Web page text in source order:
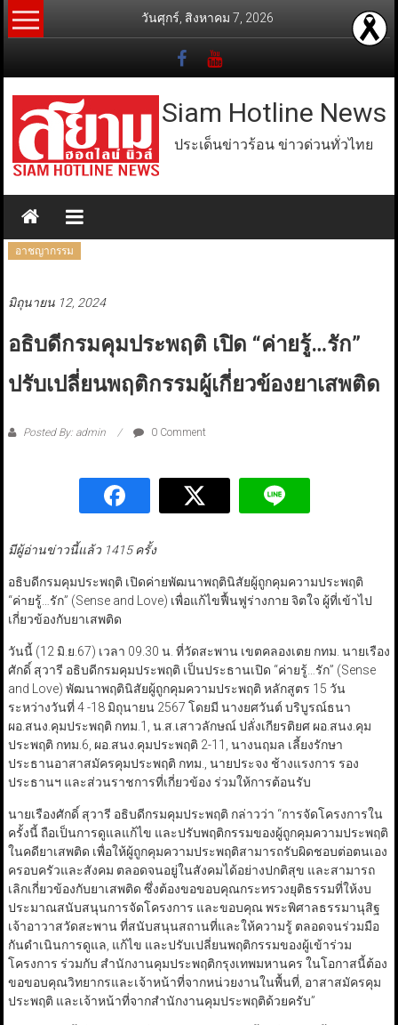
Skip
to
วันศุกร์, สิงหาคม 7, 2026
Siam Hotline News
ประเด็นข่าวร้อน ข่าวด่วนทั่วไทย
อาชญากรรม
มิถุนายน 12, 2024
อธิบดีกรมคุมประพฤติ เปิด “ค่ายรู้…รัก”
ปรับเปลี่ยนพฤติกรรมผู้เกี่ยวข้องยาเสพติด
Posted By: admin 0 Comment
มีผู้อ่านข่าวนี้แล้ว 1415 ครั้ง
อธิบดีกรมคุมประพฤติ เปิดค่ายพัฒนาพฤตินิสัยผู้ถูกคุมความประพฤติ
“ค่ายรู้…รัก” (Sense and Love) เพื่อแก้ไขฟื้นฟูร่างกาย จิตใจ ผู้ที่เข้าไป
เกี่ยวข้องกับยาเสพติด
วันนี้ (12 มิ.ย.67) เวลา 09.30 น. ที่วัดสะพาน เขตคลองเตย กทม. นายเรือง
ศักดิ์ สุวารี อธิบดีกรมคุมประพฤติ เป็นประธานเปิด “ค่ายรู้…รัก” (Sense
and Love) พัฒนาพฤตินิสัยผู้ถูกคุมความประพฤติ หลักสูตร 15 วัน
ระหว่างวันที่ 4 -18 มิถุนายน 2567 โดยมี นางยศวันต์ บริบูรณ์ธนา
ผอ.สนง.คุมประพฤติ กทม.1, น.ส.เสาวลักษณ์ ปลั่งเกียรติยศ ผอ.สนง.คุม
ประพฤติ กทม.6, ผอ.สนง.คุมประพฤติ 2-11, นางนฤมล เลี้ยงรักษา
ประธานอาสาสมัครคุมประพฤติ กทม., นายประจง ช้างแรงการ รอง
ประธานฯ และส่วนราชการที่เกี่ยวข้อง ร่วมให้การต้อนรับ
นายเรืองศักดิ์ สุวารี อธิบดีกรมคุมประพฤติ กล่าวว่า “การจัดโครงการใน
ครั้งนี้ ถือเป็นการดูแลแก้ไข และปรับพฤติกรรมของผู้ถูกคุมความประพฤติ
ในคดียาเสพติด เพื่อให้ผู้ถูกคุมความประพฤติสามารถรับผิดชอบต่อตนเอง
ครอบครัวและสังคม ตลอดจนอยู่ในสังคมได้อย่างปกติสุข และสามารถ
เลิกเกี่ยวข้องกับยาเสพติด ซึ่งต้องขอขอบคุณกระทรวงยุติธรรมที่ให้งบ
ประมาณสนับสนุนการจัดโครงการ และขอบคุณ พระพิศาลธรรมานุสิฐ
เจ้าอาวาสวัดสะพาน ที่สนับสนุนสถานที่และให้ความรู้ ตลอดจนร่วมมือ
กันดำเนินการดูแล, แก้ไข และปรับเปลี่ยนพฤติกรรมของผู้เข้าร่วม
โครงการ ร่วมกับ สำนักงานคุมประพฤติกรุงเทพมหานคร ในโอกาสนี้ต้อง
ขอขอบคุณวิทยากรและเจ้าหน้าที่จากหน่วยงานในพื้นที่, อาสาสมัครคุม
ประพฤติ และเจ้าหน้าที่จากสำนักงานคุมประพฤติด้วยครับ”